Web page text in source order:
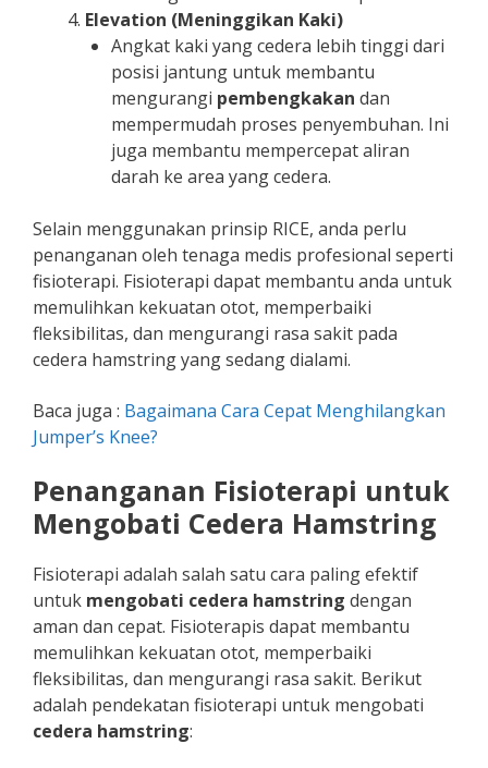
Elevation (Meninggikan Kaki)
Angkat kaki yang cedera lebih tinggi dari
posisi jantung untuk membantu
mengurangi pembengkakan dan
mempermudah proses penyembuhan. Ini
juga membantu mempercepat aliran
darah ke area yang cedera.
Selain menggunakan prinsip RICE, anda perlu
penanganan oleh tenaga medis profesional seperti
fisioterapi. Fisioterapi dapat membantu anda untuk
memulihkan kekuatan otot, memperbaiki
fleksibilitas, dan mengurangi rasa sakit pada
cedera hamstring yang sedang dialami.
Baca juga : Bagaimana Cara Cepat Menghilangkan
Jumper’s Knee?
Penanganan Fisioterapi untuk
Mengobati Cedera Hamstring
Fisioterapi adalah salah satu cara paling efektif
untuk mengobati cedera hamstring dengan
aman dan cepat. Fisioterapis dapat membantu
memulihkan kekuatan otot, memperbaiki
fleksibilitas, dan mengurangi rasa sakit. Berikut
adalah pendekatan fisioterapi untuk mengobati
cedera hamstring: